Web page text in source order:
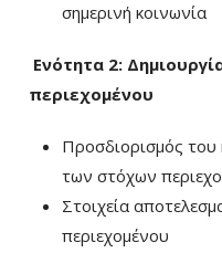
σημερινή κοινωνία
Ενότητα 2:
περιεχομένου
Προσδιορισμός του
των στόχων
Στοιχεία
περιεχομένου